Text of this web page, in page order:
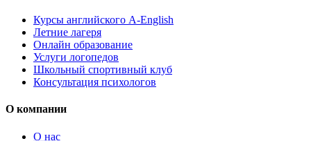
Курсы английского A-English
Летние лагеря
Онлайн образование
Услуги логопедов
Школьный спортивный клуб
Консультация психологов
О компании
О нас